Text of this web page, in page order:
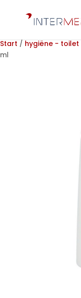
Start / hygiëne - toilet
ml